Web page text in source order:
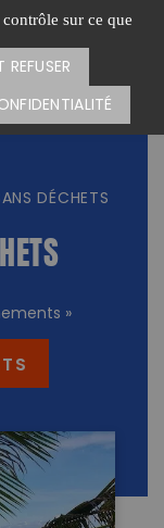
sur ce que
DON
DÉCHETS
»